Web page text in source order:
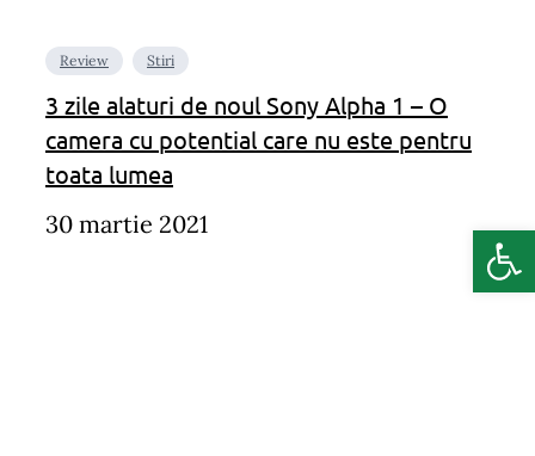
Review Stiri
3 zile alaturi de noul Sony Alpha 1 – O
camera cu potential care nu este pentru
toata lumea
30 martie 2021